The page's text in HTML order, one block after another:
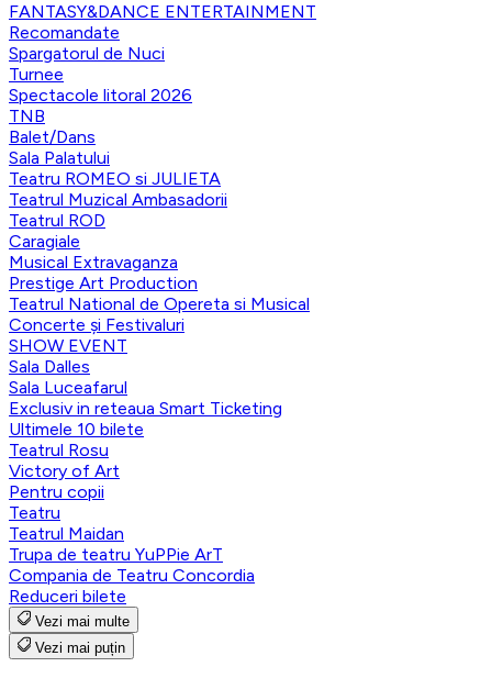
FANTASY&DANCE ENTERTAINMENT
Recomandate
Spargatorul de Nuci
Turnee
Spectacole litoral 2026
TNB
Balet/Dans
Sala Palatului
Teatru ROMEO si JULIETA
Teatrul Muzical Ambasadorii
Teatrul ROD
Caragiale
Musical Extravaganza
Prestige Art Production
Teatrul National de Opereta si Musical
Concerte și Festivaluri
SHOW EVENT
Sala Dalles
Sala Luceafarul
Exclusiv in reteaua Smart Ticketing
Ultimele 10 bilete
Teatrul Rosu
Victory of Art
Pentru copii
Teatru
Teatrul Maidan
Trupa de teatru YuPPie ArT
Compania de Teatru Concordia
Reduceri bilete
Vezi mai multe
Vezi mai puțin